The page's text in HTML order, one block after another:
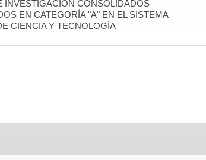
INVESTIGACIÓN CONSOLIDADOS
EN CATEGORÍA "A" EN EL SISTEMA
CIENCIA Y TECNOLOGÍA